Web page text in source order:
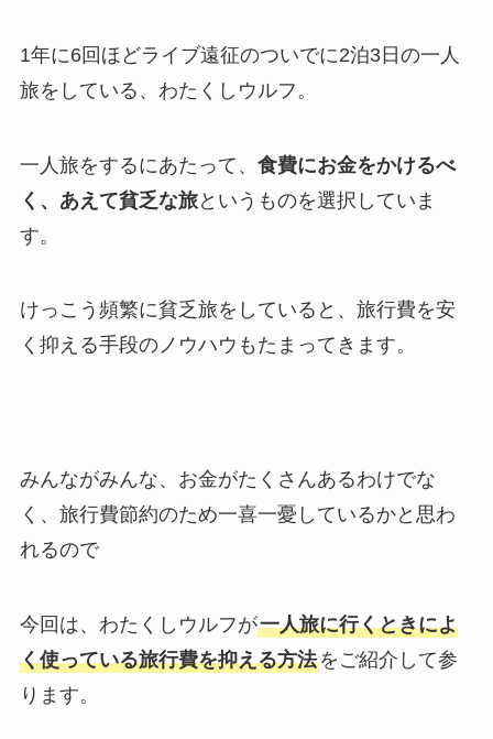
1年に6回ほどライブ遠征のついでに2泊3日の一人
旅をしている、わたくしウルフ。
一人旅をするにあたって、 食費にお金をかけるべ
く、あえて貧乏な旅というものを選択していま
す。
けっこう頻繁に貧乏旅をしていると、旅行費を安
く抑える手段のノウハウもたまってきます。
みんながみんな、お金がたくさんあるわけでな
く、旅行費節約のため一喜一憂しているかと思わ
れるので
今回は、わたくしウルフが一人旅に行くときによ
く使っている旅行費を抑える方法をご紹介して参
ります。